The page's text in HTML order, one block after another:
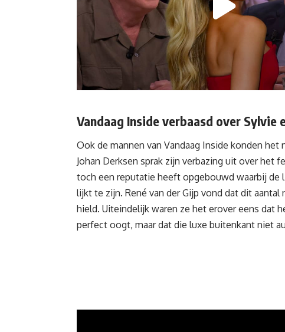
Vandaag Inside verbaasd over Sylvie
Ook de mannen van Vandaag Inside konden het
Johan Derksen sprak zijn verbazing uit over het
toch een reputatie heeft opgebouwd waarbij
lijkt te zijn. René van der Gijp vond dat dit
hield. Uiteindelijk waren ze het erover eens dat
perfect oogt, maar dat die luxe buitenkant niet